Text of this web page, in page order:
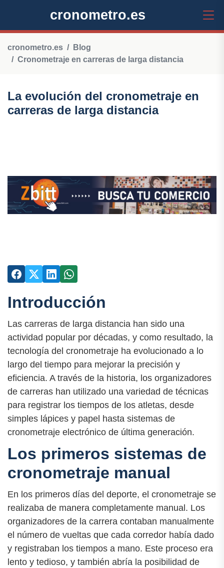
cronometro.es
cronometro.es
Blog
Cronometraje en carreras de larga distancia
La evolución del cronometraje en
carreras de larga distancia
Introducción
Las carreras de larga distancia han sido una
actividad popular por décadas, y como resultado, la
tecnología del cronometraje ha evolucionado a lo
largo del tiempo para mejorar la precisión y
eficiencia. A través de la historia, los organizadores
de carreras han utilizado una variedad de técnicas
para registrar los tiempos de los atletas, desde
simples lápices y papel hasta sistemas de
cronometraje electrónico de última generación.
Los primeros sistemas de
cronometraje manual
En los primeros días del deporte, el cronometraje se
realizaba de manera completamente manual. Los
organizadores de la carrera contaban manualmente
el número de vueltas que cada corredor había dado
y registraban los tiempos a mano. Este proceso era
lento y tedioso, y también abría la posibilidad de